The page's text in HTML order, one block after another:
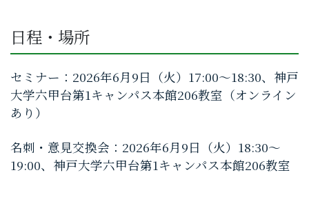
日程・場所
セミナー：2026年6月9日（火）17:00～18:30、神戸
大学六甲台第1キャンパス本館206教室（オンライン
あり）
名刺・意見交換会：2026年6月9日（火）18:30～
19:00、神戸大学六甲台第1キャンパス本館206教室